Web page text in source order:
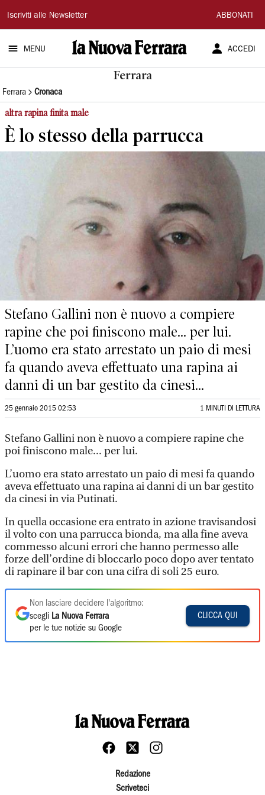
La
Nuova
Ferrara
Iscriviti alle Newsletter ABBONATI
MENU ACCEDI
Ferrara
Ferrara Cronaca
altra rapina finita male
È lo stesso della parrucca
Stefano Gallini non è nuovo a compiere
rapine che poi finiscono male... per lui.
L’uomo era stato arrestato un paio di mesi
fa quando aveva effettuato una rapina ai
danni di un bar gestito da cinesi...
25 gennaio 2015 02:53 1 MINUTI DI LETTURA
Stefano Gallini non è nuovo a compiere rapine che
poi finiscono male... per lui.
L’uomo era stato arrestato un paio di mesi fa quando
aveva effettuato una rapina ai danni di un bar gestito
da cinesi in via Putinati.
In quella occasione era entrato in azione travisandosi
il volto con una parrucca bionda, ma alla fine aveva
commesso alcuni errori che hanno permesso alle
forze dell’ordine di bloccarlo poco dopo aver tentato
di rapinare il bar con una cifra di soli 25 euro.
Non lasciare decidere l'algoritmo:
scegli La Nuova Ferrara
per le tue notizie su Google
CLICCA QUI
Redazione
Scriveteci